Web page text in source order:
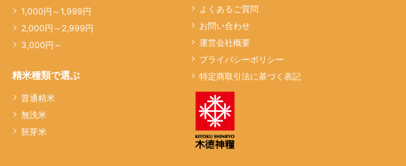
1,000円～1,999円
2,000円～2,999円
3,000円～
精米種類で選ぶ
普通精米
無洗米
胚芽米
よくあるご質問
お問い合わせ
運営会社概要
プライバシーポリシー
特定商取引法に基づく表記